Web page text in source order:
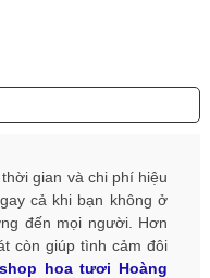
gian và chi phí hiệu
cả khi bạn không ở
đến mọi người. Hơn
còn giúp tình cảm đôi
shop hoa tươi Hoàng